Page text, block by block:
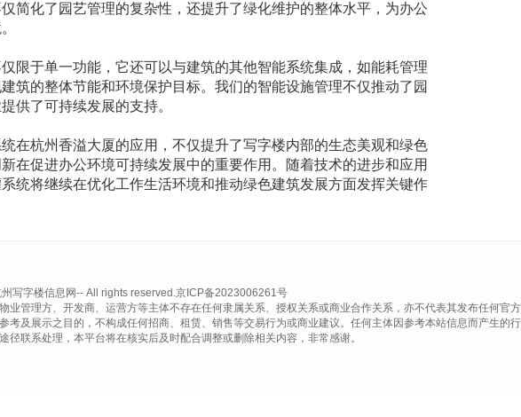
简化了园艺管理的复杂性，还提升了绿化维护的整体水平，为办公
限于单一功能，它还可以与建筑的其他智能系统集成，如能耗管理
筑的整体节能和环境保护目标。我们的智能设施管理不仅推动了园
供了可持续发展的支持。
在杭州香溢大厦的应用，不仅提升了写字楼内部的生态美观和绿色
在促进办公环境可持续发展中的重要作用。随着技术的进步和应用
统将继续在优化工作生活环境和推动绿色建筑发展方面发挥关键作
写字楼信息网-- All rights reserved.京ICP备2023006261号
管理方、开发商、运营方等主体不存在任何隶属关系、授权关系或商业合作关系，亦不代表其发布任何官方
及展示之目的，不构成任何招商、租赁、销售等交易行为或商业建议。任何主体因参考本站信息而产生的行
联系处理，本平台将在核实后及时配合调整或删除相关内容，非常感谢。